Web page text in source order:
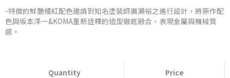
圍：
-特徵的鮮艷橘紅配色邀請到知名塗裝師廣瀬裕之進行設計，將原作配
色與坂本洋一&KOMA重新詮釋的造型徹底融合，表現金屬與機械質
感。
Quantity Price